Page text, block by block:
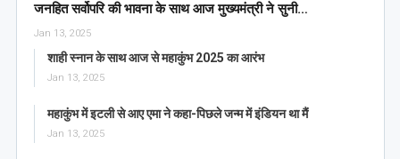
जनहित सर्वोपरि की भावना के साथ आज मुख्यमंत्री ने सुनी…
Jan 13, 2025
शाही स्नान के साथ आज से महाकुंभ 2025 का आरंभ
Jan 13, 2025
महाकुंभ में इटली से आए एमा ने कहा-पिछले जन्म में इंडियन था मैं
Jan 13, 2025